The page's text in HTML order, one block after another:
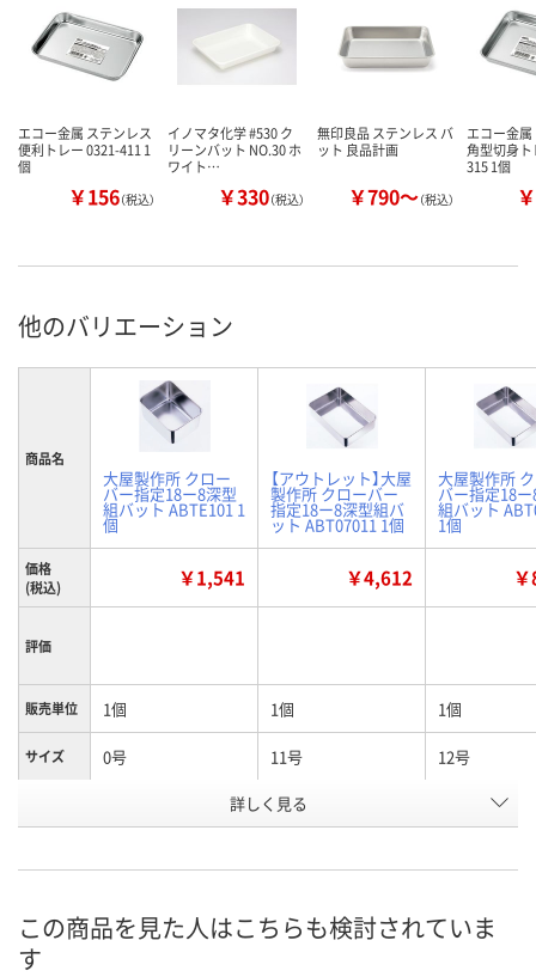
エコー金属 ステンレス
便利トレー 0321-411 1
個
￥156（税込）
イノマタ化学 #530 ク
リーンバット NO.30 ホ
ワイト…
￥330（税込）
無印良品 ステンレス バ
ット 良品計画
￥790～（税込）
エコー金
角型切身ト
315 1個
他のバリエーション
商品名
大屋製作所 クロー
バー指定18ー8深型
組バット ABTE101 1
個
【アウトレット】大屋
製作所 クローバー
指定18ー8深型組バ
ット ABT07011 1個
大屋製作所
バー指定18
組バット
1個
価格
(税込)
￥1,541 ￥4,612
評価
販売単位 1個 1個 1個
サイズ 0号 11号 12号
1020895 1020901
詳しく見る
この商品を見た人はこちらも検討されていま
す